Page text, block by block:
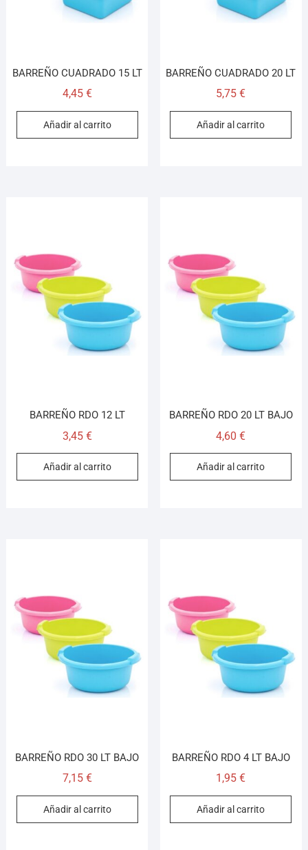
BARREÑO CUADRADO 15 LT
4,45 €
Añadir al carrito
BARREÑO CUADRADO 20 LT
5,75€
Añadir al carrito
BARREÑO RDO 12 LT
3,45 €
Añadir al carrito
BARREÑO RDO 20 LT BAJO
4,60€
Añadir al carrito
BARREÑO RDO 30 LT BAJO
7,15 €
Añadir al carrito
BARREÑO RDO 4 LT BAJO
1,95€
Añadir al carrito